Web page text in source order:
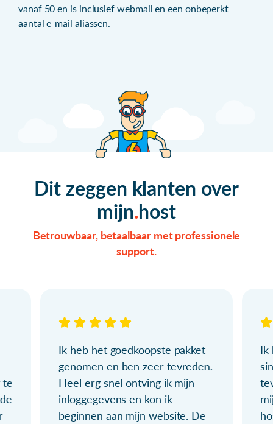
vanaf 50 en is inclusief webmail en een onbeperkt
aantal e-mail aliassen.
Dit zeggen klanten over
mijn host
Betrouwbaar, betaalbaar met professionele
support.
te
Ik heb het goedkoopste pakket
genomen en ben zeer tevreden.
Heel erg snel ontving ik mijn
inloggegevens en kon ik
beginnen aan mijn website. De
Ik